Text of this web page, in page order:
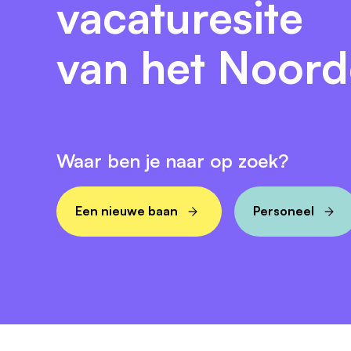
vacaturesite
van het
Waar ben je naar op zoek?
Een nieuwe baan Personeel